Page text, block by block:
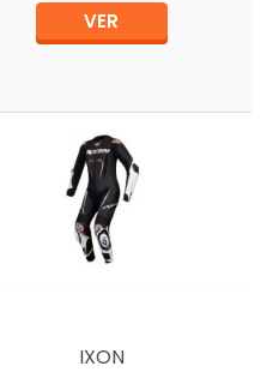
VER
IXON